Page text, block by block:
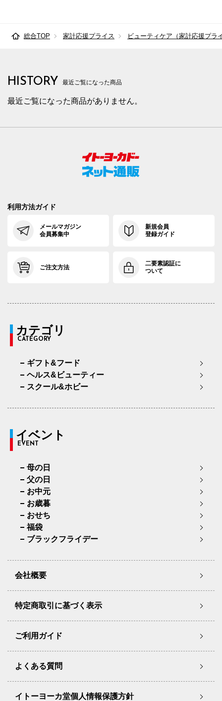
総合TOP 家計応援プライス ビューティケア（家計応援プラ
HISTORY 最近ご覧になった商品
最近ご覧になった商品がありません。
利用方法ガイド
メールマガジン
会員募集中
新規会員
登録ガイド
ご注文方法
二要素認証に
ついて
カテゴリ
CATEGORY
ギフト&フード
ヘルス&ビューティー
スクール&ホビー
イベント
EVENT
母の日
父の日
お中元
お歳暮
おせち
福袋
ブラックフライデー
会社概要
特定商取引に基づく表示
ご利用ガイド
よくある質問
イトーヨーカ堂個人情報保護方針